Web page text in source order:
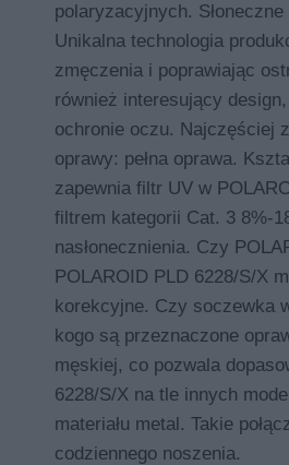
polaryzacyjnych.
Unikalna technologia
zmęczenia i poprawiając
również interesujący
ochronie oczu. Najczęściej
oprawy: pełna oprawa.
zapewnia filtr UV w
filtrem kategorii Cat. 3 8%-
nasłonecznienia. Czy
POLAROID PLD 6228/S/X
korekcyjne. Czy soczewka
kogo są przeznaczone
męskiej, co pozwala
6228/S/X na tle innych
materiału metal. Takie
codziennego noszenia.